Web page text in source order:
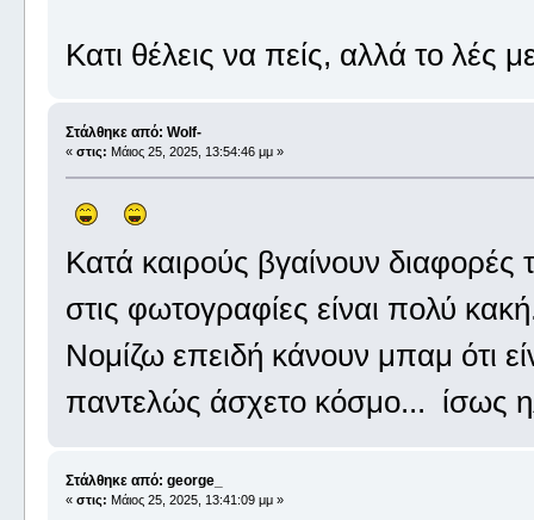
Κατι θέλεις να πείς, αλλά το λές
Στάλθηκε από: Wolf-
« στις: Μάιος 25, 2025, 13:54:46 μμ »
Κατά καιρούς βγαίνουν διαφορές
στις φωτογραφίες είναι πολύ
Νομίζω επειδή κάνουν μπαμ ότι
παντελώς άσχετο κόσμο... ίσως
Στάλθηκε από: george_
« στις: Μάιος 25, 2025, 13:41:09 μμ »